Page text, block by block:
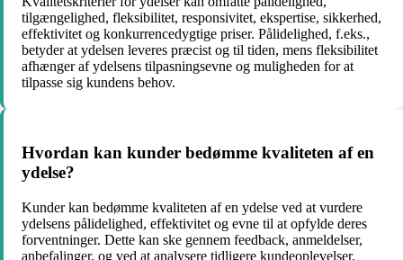
tilgængelighed, fleksibilitet, responsivitet, ekspertise, sikkerhed,
effektivitet og konkurrencedygtige priser. Pålidelighed, f.eks.,
betyder at ydelsen leveres præcist og til tiden, mens fleksibilitet
afhænger af ydelsens tilpasningsevne og muligheden for at
tilpasse sig kundens behov.
Hvordan kan kunder bedømme kvaliteten af en
ydelse?
Kunder kan bedømme kvaliteten af en ydelse ved at vurdere
ydelsens pålidelighed, effektivitet og evne til at opfylde deres
forventninger. Dette kan ske gennem feedback, anmeldelser,
anbefalinger, og ved at analysere tidligere kundeoplevelser.